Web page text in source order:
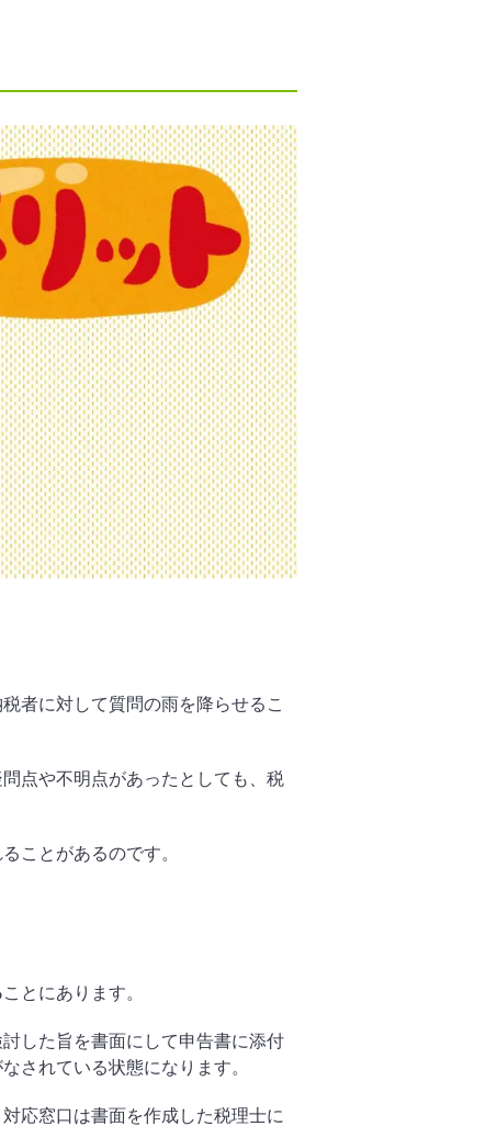
者に対して質問の雨を降らせるこ
点や不明点があったとしても、税
ことがあるのです。
ことにあります。
した旨を書面にして申告書に添付
されている状態になります。
応窓口は書面を作成した税理士に